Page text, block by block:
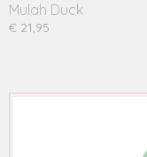
Mulah Duck
€ 21,95